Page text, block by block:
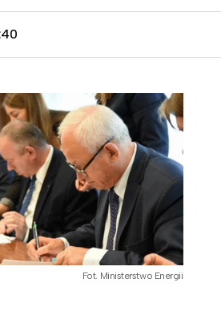
Fot. Ministerstwo Energii